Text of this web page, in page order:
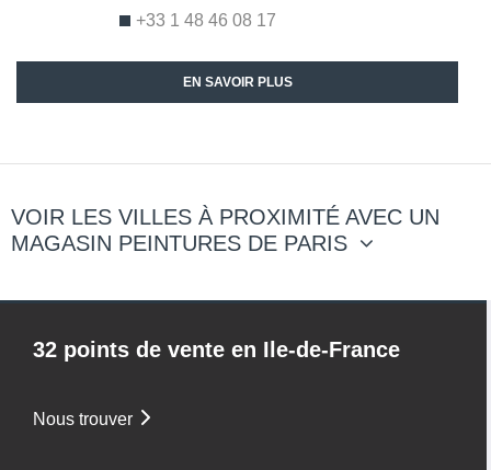
+33 1 48 46 08 17
EN SAVOIR PLUS
VOIR LES VILLES À PROXIMITÉ AVEC UN
MAGASIN PEINTURES DE PARIS
32 points de vente en Ile-de-France
Nous trouver